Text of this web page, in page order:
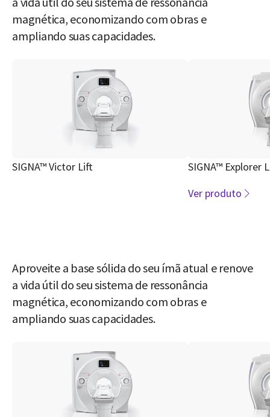
magnética, economizando com obras e
ampliando suas capacidades.
SIGNA™ Victor Lift
SIGNA™ Explorer
Ver produto
Aproveite a base sólida do seu ímã atual e renove
a vida útil do seu sistema de ressonância
magnética, economizando com obras e
ampliando suas capacidades.